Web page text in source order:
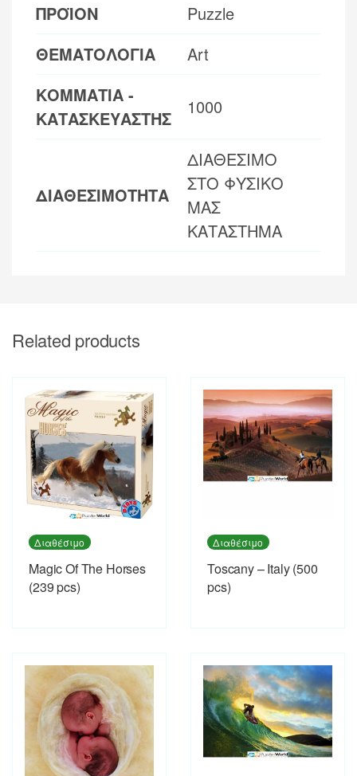
ΠΡΟΪΟΝ
Puzzle
ΘΕΜΑΤΟΛΟΓΙΑ
Art
ΚΟΜΜΑΤΙΑ -
ΚΑΤΑΣΚΕΥΑΣΤΗΣ
1000
ΔΙΑΘΕΣΙΜΟΤΗΤΑ
ΔΙΑΘΕΣΙΜΟ
ΣΤΟ ΦΥΣΙΚΟ
ΜΑΣ
ΚΑΤΑΣΤΗΜΑ
Related products
Διαθέσιμο
Magic Of The Horses
(239 pcs)
Διαθέσιμο
Toscany – Italy (500
pcs)